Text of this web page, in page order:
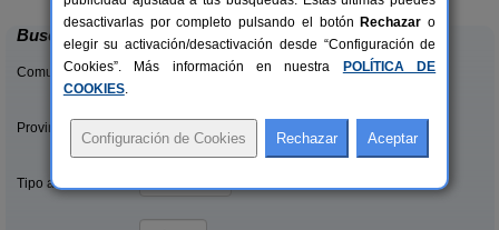
Buscar
Comunidades:
Provincias/Islas:
Tipo alquiler:
desactivarlas por completo pulsando el botón Rechazar o
elegir su activación/desactivación desde “Configuración de
Cookies”. Más información en nuestra
POLÍTICA DE
COOKIES.